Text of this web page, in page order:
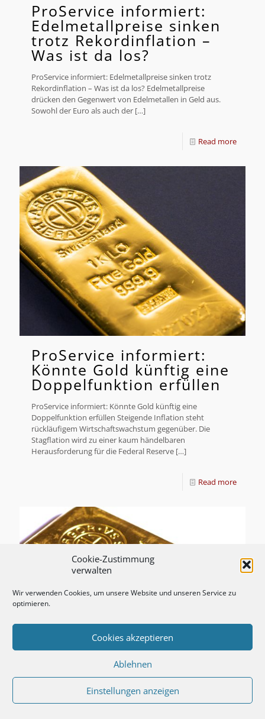
Cookie-Zustimmung
verwalten
Wir verwenden Cookies, um unsere Website und unseren Service zu
optimieren.
Cookies akzeptieren
Ablehnen
Einstellungen anzeigen
ProService informiert:
Edelmetallpreise sinken
trotz Rekordinflation –
Was ist da los?
ProService informiert: Edelmetallpreise sinken trotz
Rekordinflation – Was ist da los? Edelmetallpreise
drücken den Gegenwert von Edelmetallen in Geld aus.
Sowohl der Euro als auch der […]
Read more
ProService informiert:
Könnte Gold künftig eine
Doppelfunktion erfüllen
ProService informiert: Könnte Gold künftig eine
Doppelfunktion erfüllen Steigende Inflation steht
rückläufigem Wirtschaftswachstum gegenüber. Die
Stagflation wird zu einer kaum händelbaren
Herausforderung für die Federal Reserve […]
Read more
ProService informiert:
Vertrauen Sie auf